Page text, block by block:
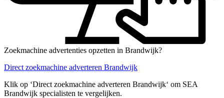
Zoekmachine advertenties opzetten in Brandwijk?
Direct zoekmachine adverteren Brandwijk
Klik op ‘Direct zoekmachine adverteren Brandwijk‘ om SEA
Brandwijk specialisten te vergelijken.